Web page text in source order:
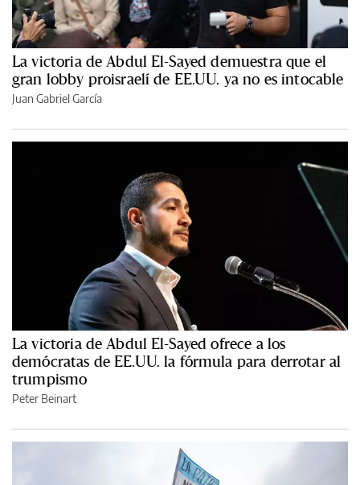
La victoria de Abdul El-Sayed demuestra que el
gran lobby proisraelí de EE.UU. ya no es intocable
Juan Gabriel García
La victoria de Abdul El-Sayed ofrece a los
demócratas de EE.UU. la fórmula para derrotar al
trumpismo
Peter Beinart